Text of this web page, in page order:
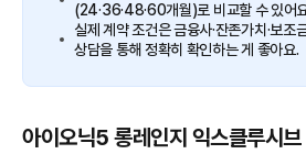
(24·36·48·60개월)로 비교할 수 있어
실제 계약 조건은 금융사·잔존가치·보조
상담을 통해 정확히 확인하는 게 좋아요.
아이오닉5 롱레인지 익스클루시